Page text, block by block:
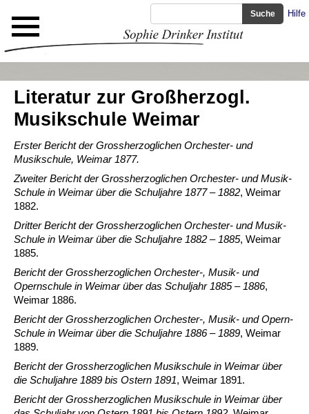
Hilfe
Literatur zur Großherzogl.
Musikschule Weimar
Erster Bericht der Grossherzoglichen Orchester- und
Musikschule, Weimar 1877.
Zweiter Bericht der Grossherzoglichen Orchester- und Musik-
Schule in Weimar über die Schuljahre 1877 – 1882, Weimar
1882.
Dritter Bericht der Grossherzoglichen Orchester- und Musik-
Schule in Weimar über die Schuljahre 1882 – 1885, Weimar
1885.
Bericht der Grossherzoglichen Orchester-, Musik- und
Opernschule in Weimar über das Schuljahr 1885 – 1886,
Weimar 1886.
Bericht der Grossherzoglichen Orchester-, Musik- und Opern-
Schule in Weimar über die Schuljahre 1886 – 1889, Weimar
1889.
Bericht der Grossherzoglichen Musikschule in Weimar über
die Schuljahre 1889 bis Ostern 1891, Weimar 1891.
Bericht der Grossherzoglichen Musikschule in Weimar über